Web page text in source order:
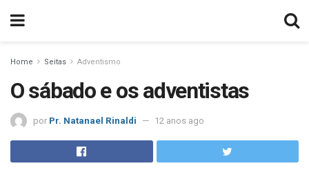
Home Seitas Adventismo
O sábado e os adventistas
por Pr. Natanael Rinaldi 12 anos ago